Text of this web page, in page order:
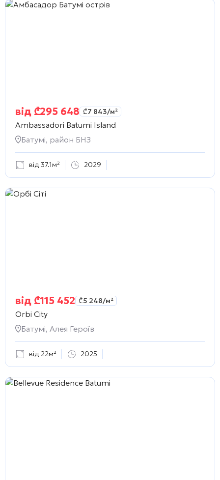
від ₾295 648 ₾7 843/м²
Ambassadori Batumi Island
Батумі, район БНЗ
від 37.1м² 2029
від ₾115 452 ₾5 248/м²
Orbi City
Батумі, Алея Героїв
від 22м² 2025